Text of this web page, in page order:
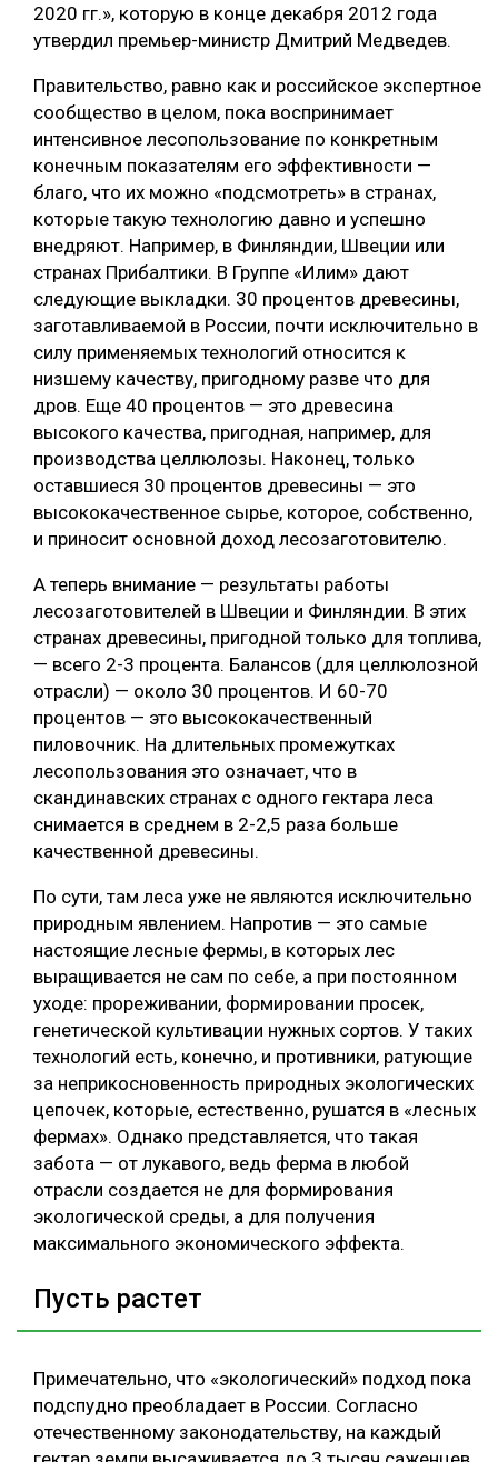
2020 гг.», которую в конце декабря 2012 года
утвердил премьер-министр Дмитрий Медведев.
Правительство, равно как и российское экспертное
сообщество в целом, пока воспринимает
интенсивное лесопользование по конкретным
конечным показателям его эффективности —
благо, что их можно «подсмотреть» в странах,
которые такую технологию давно и успешно
внедряют. Например, в Финляндии, Швеции или
странах Прибалтики. В Группе «Илим» дают
следующие выкладки. 30 процентов древесины,
заготавливаемой в России, почти исключительно в
силу применяемых технологий относится к
низшему качеству, пригодному разве что для
дров. Еще 40 процентов — это древесина
высокого качества, пригодная, например, для
производства целлюлозы. Наконец, только
оставшиеся 30 процентов древесины — это
высококачественное сырье, которое, собственно,
и приносит основной доход лесозаготовителю.
А теперь внимание — результаты работы
лесозаготовителей в Швеции и Финляндии. В этих
странах древесины, пригодной только для топлива,
— всего 2-3 процента. Балансов (для целлюлозной
отрасли) — около 30 процентов. И 60-70
процентов — это высококачественный
пиловочник. На длительных промежутках
лесопользования это означает, что в
скандинавских странах с одного гектара леса
снимается в среднем в 2-2,5 раза больше
качественной древесины.
По сути, там леса уже не являются исключительно
природным явлением. Напротив — это самые
настоящие лесные фермы, в которых лес
выращивается не сам по себе, а при постоянном
уходе: прореживании, формировании просек,
генетической культивации нужных сортов. У таких
технологий есть, конечно, и противники, ратующие
за неприкосновенность природных экологических
цепочек, которые, естественно, рушатся в «лесных
фермах». Однако представляется, что такая
забота — от лукавого, ведь ферма в любой
отрасли создается не для формирования
экологической среды, а для получения
максимального экономического эффекта.
Пусть растет
Примечательно, что «экологический» подход пока
подспудно преобладает в России. Согласно
отечественному законодательству, на каждый